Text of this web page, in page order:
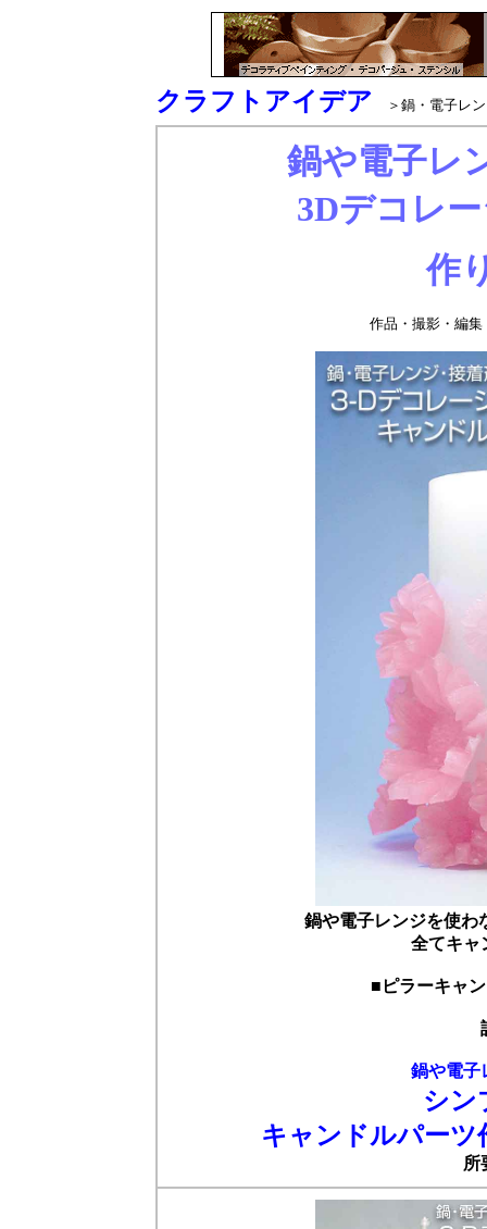
クラフトアイデア ＞鍋・電子レ
鍋や電子レ
3Dデコレ
作
作品・撮影・編集
鍋や電子レンジを使わ
全てキャ
■ピラーキャ
鍋や電子
シン
キャンドルパー
所